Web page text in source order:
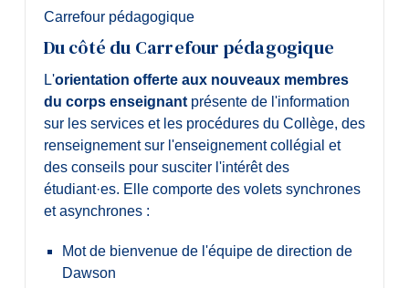
Carrefour pédagogique
Du côté du Carrefour pédagogique
L'orientation offerte aux nouveaux membres
du corps enseignantprésente de l'information
sur les services et les procédures du Collège, des
renseignement sur l'enseignement collégial et
des conseils pour susciter l'intérêt des
étudiant·es. Elle comporte des volets synchrones
et asynchrones :
Mot de bienvenue de l'équipe de direction de
Dawson